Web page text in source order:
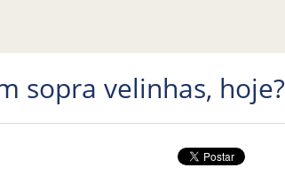
sopra velinhas, hoje?